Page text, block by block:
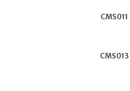
CMS011
CMS013